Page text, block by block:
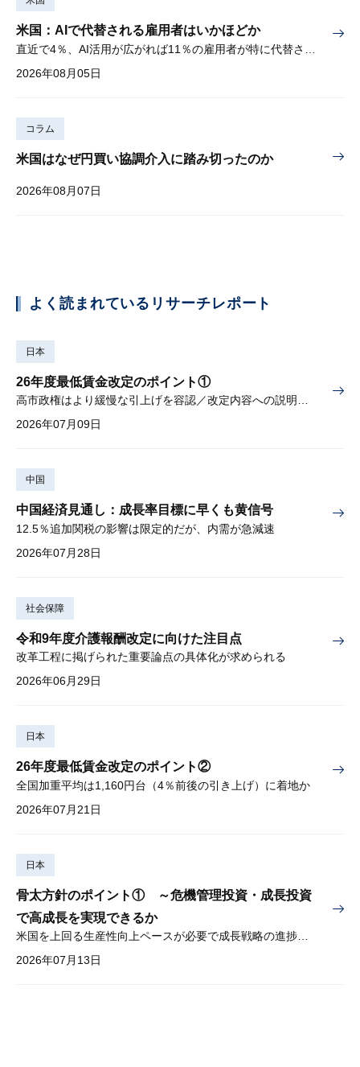
米国：AIで代替される雇用者はいかほどか
2026年08月05日
コラム
米国はなぜ円買い協調介入に踏み切ったのか
2026年08月07日
よく読まれているリサーチレポート
日本
26年度最低賃金改定のポイント①
高市政権はより緩慢な引上げを容認／改定内容への説明責任が焦点
2026年07月09日
中国
中国経済見通し：成長率目標に早くも黄信号
12.5％追加関税の影響は限定的だが、内需が急減速
2026年07月28日
社会保障
令和9年度介護報酬改定に向けた注目点
改革工程に掲げられた重要論点の具体化が求められる
2026年06月29日
日本
26年度最低賃金改定のポイント②
全国加重平均は1,160円台（4％前後の引き上げ）に着地か
2026年07月21日
日本
骨太方針のポイント① ～危機管理投資・成長投資
で高成長を実現できるか
米国を上回る生産性向上ペースが必要で成長戦略の進捗管理も課題
2026年07月13日